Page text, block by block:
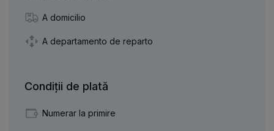
A domicilio
A departamento de reparto
Condiții de plată
Numerar la primire